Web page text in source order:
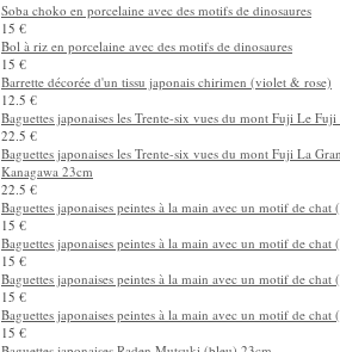
Soba choko en porcelaine Fuji Chidori
15 €
Soba choko en porcelaine Ume Chidori
15 €
Bol à riz en porcelaine avec un motif de chat
16.2 €
Soba choko en porcelaine avec des motifs de dinosaures
15 €
Bol à riz en porcelaine avec des motifs de dinosaures
15 €
Barrette décorée d'un tissu japonais chirimen (violet & rose)
12.5 €
Baguettes japonaises les Trente-six vues du mont Fuji Le
22.5 €
Baguettes japonaises les Trente-six vues du mont Fuji La
Kanagawa 23cm
22.5 €
Baguettes japonaises peintes à la main avec un motif de
15 €